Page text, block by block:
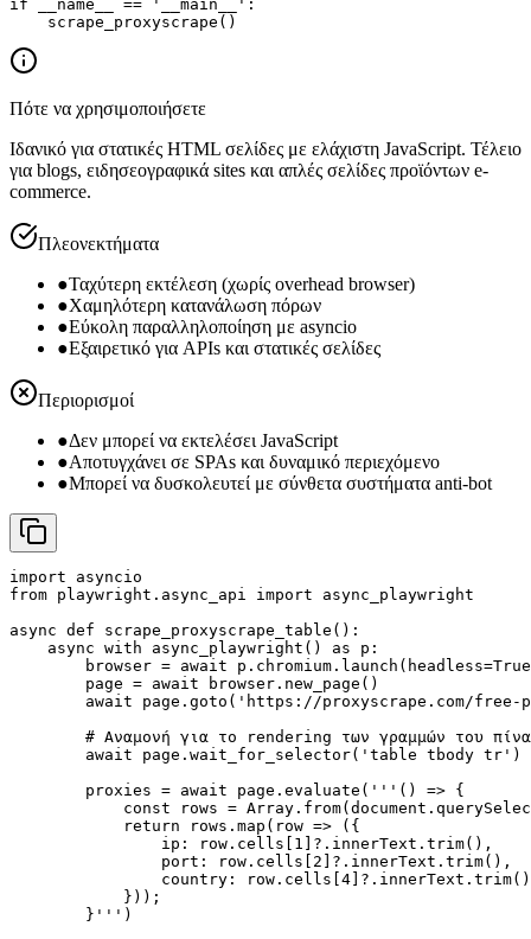
if __name__ == '__main__':
    scrape_proxyscrape()
Πότε να χρησιμοποιήσετε
Ιδανικό για στατικές HTML σελίδες με ελάχιστη JavaScript. Τέλειο
για blogs, ειδησεογραφικά sites και απλές σελίδες προϊόντων e-
commerce.
Πλεονεκτήματα
●Ταχύτερη εκτέλεση (χωρίς overhead browser)
●Χαμηλότερη κατανάλωση πόρων
●Εύκολη παραλληλοποίηση με asyncio
●Εξαιρετικό για APIs και στατικές σελίδες
Περιορισμοί
●Δεν μπορεί να εκτελέσει JavaScript
●Αποτυγχάνει σε SPAs και δυναμικό περιεχόμενο
●Μπορεί να δυσκολευτεί με σύνθετα συστήματα anti-bot
import asyncio
from playwright.async_api import async_playwright
async def scrape_proxyscrape_table():
    async with async_playwright() as p:
browser = await
        page = await browser.new_page()
await page.goto('https://proxyscrape.com/free-
# Αναμονή για το rendering των γραμμών του
        await page.wait_for_selector('table tbody tr')
        proxies = await page.evaluate('''() => {
const rows =
            return rows.map(row => ({
                ip: row.cells[1]?.innerText.trim(),
                port: row.cells[2]?.innerText.trim(),
                country: row.cells[4]?.innerText.trim()
            }));
        }''')